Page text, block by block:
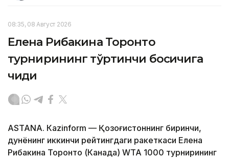
08:35, 08 Август 2026
Елена Рибакина Торонто
турнирининг тўртинчи босқичига
чиқди
ASTANА. Кazinform — Қозоғистоннинг биринчи,
дунёнинг иккинчи рейтингдаги ракеткаси Елена
Рибакина Торонто (Канада) WТА 1000 турнирининг